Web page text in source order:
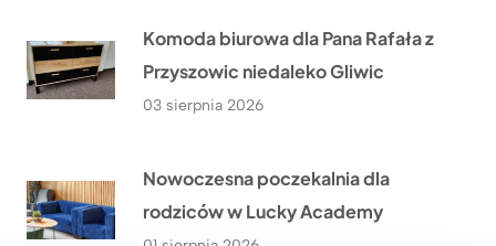
Komoda biurowa dla Pana Rafała z
Przyszowic niedaleko Gliwic
03 sierpnia 2026
Nowoczesna poczekalnia dla
rodziców w Lucky Academy